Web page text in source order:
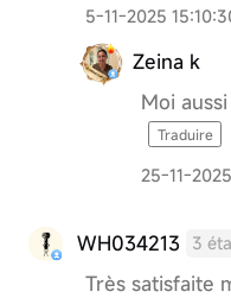
5-11-2025
Zeina k
Moi
Traduire
25-11-
WH034213 3
Très satisfaite